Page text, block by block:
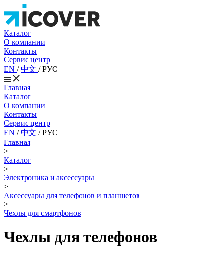
Каталог
О компании
Контакты
Сервис центр
EN /中文 /РУС
Главная
Каталог
О компании
Контакты
Сервис центр
EN /中文 /РУС
Главная
>
Каталог
>
Электроника и аксессуары
>
Аксессуары для телефонов и планшетов
>
Чехлы для смартфонов
Чехлы для телефонов